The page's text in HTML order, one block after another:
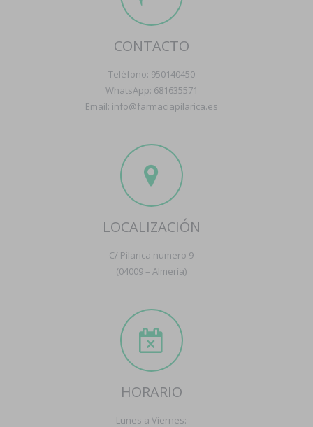
CONTACTO
Teléfono: 950140450
WhatsApp: 681635571
Email: info@farmaciapilarica.es
LOCALIZACIÓN
C/ Pilarica numero 9
(04009 – Almería)
HORARIO
Lunes a Viernes: